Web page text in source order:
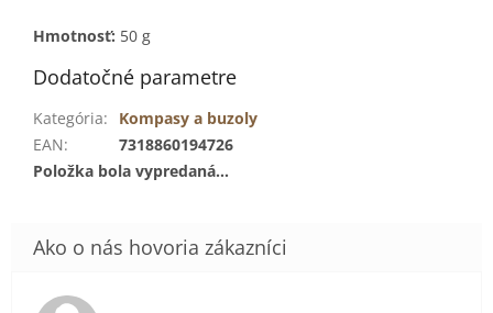
Hmotnosť: 50 g
Dodatočné parametre
Kategória:
Kompasy a buzoly
EAN:
7318860194726
Položka bola vypredaná…